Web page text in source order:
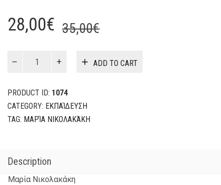
35,00€Original
was:
28,00€
Current
is:
στον
Νέο
Μεσαίωνα
quantity
ADD TO CART
PRODUCT ID: 1074
CATEGORY: ΕΚΠΑΊΔΕΥΣΗ
TAG: ΜΑΡΊΑ ΝΙΚΟΛΑΚΆΚΗ
Description
Μαρία Νικολακάκη